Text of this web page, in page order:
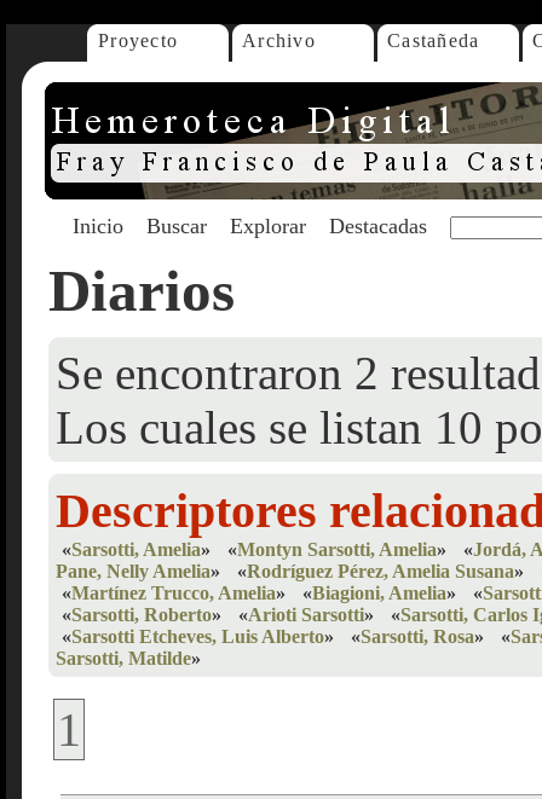
Proyecto Archivo Castañeda
Inicio Buscar Explorar Destacadas
Diarios
Se encontraron 2
Los cuales se listan 10
Descriptores
«Sarsotti, Amelia» «Montyn Sarsotti, Amelia» «Jordá,
Pane, Nelly Amelia» «Rodríguez Pérez, Amelia Susana»
«Martínez Trucco, Amelia» «Biagioni, Amelia» «
«Sarsotti, Roberto» «Arioti Sarsotti» «Sarsotti, Carlos
«Sarsotti Etcheves, Luis Alberto» «Sarsotti, Rosa» «
Sarsotti, Matilde»
1